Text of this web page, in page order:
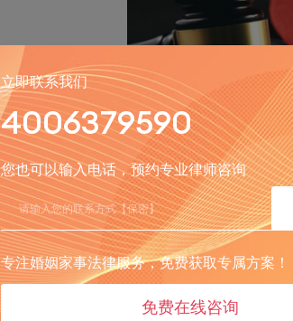
立即联系我们
4006379590
您也可以输入电话，预约专业律师咨询
专注婚姻家事法律服务，免费获取专属方案！
免费在线咨询